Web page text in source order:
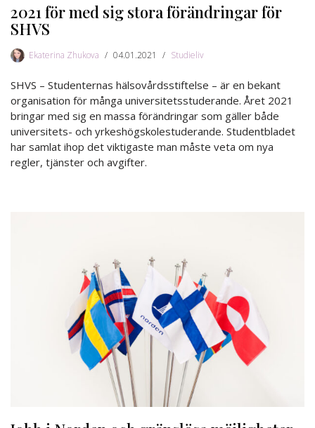
2021 för med sig stora förändringar för
SHVS
Ekaterina Zhukova 04.01.2021 Studieliv
SHVS – Studenternas hälsovårdsstiftelse – är en bekant
organisation för många universitetsstuderande. Året 2021
bringar med sig en massa förändringar som gäller både
universitets- och yrkeshögskolestuderande. Studentbladet
har samlat ihop det viktigaste man måste veta om nya
regler, tjänster och avgifter.